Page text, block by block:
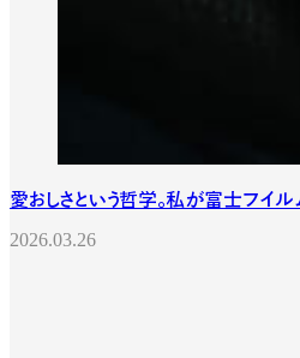
愛おしさという哲学。私が富士フイ
2026.03.26